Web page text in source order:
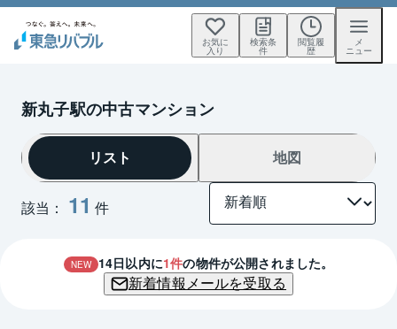
お気に
入り
検索条
件
閲覧履
歴
メ
ニュー
新丸子駅の中古マンション
該当： 11 件
リスト 地図
NEW 14日以内に1件の物件が公開されました。
新着情報メールを受取る